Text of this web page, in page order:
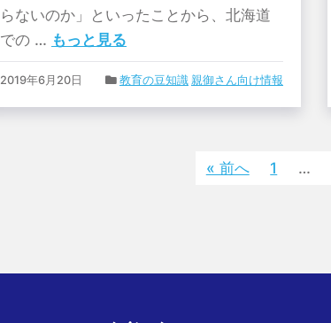
らないのか」といったことから、北海道
での … もっと見る
2019年6月20日 教育の豆知識 親御さん向け情報
« 前へ 1 …